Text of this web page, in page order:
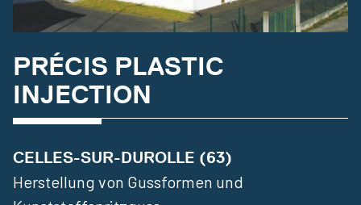
PRÉCIS PLASTIC
INJECTION
CELLES-SUR-DUROLLE (63)
Herstellung von Gussformen und